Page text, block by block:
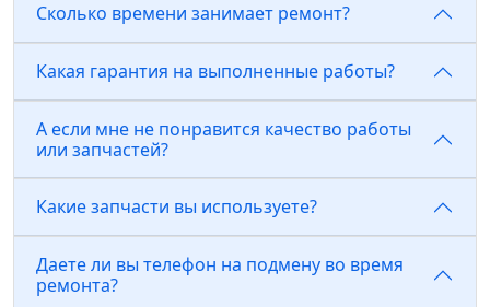
Сколько времени занимает ремонт?
Какая гарантия на выполненные работы?
А если мне не понравится качество работы
или запчастей?
Какие запчасти вы используете?
Даете ли вы телефон на подмену во время
ремонта?